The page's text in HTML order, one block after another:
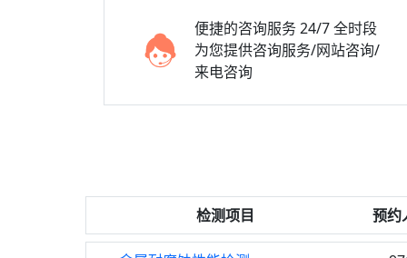
便捷的咨询服务24/7 全时段
为您提供咨询服务/网站咨询/
来电咨询
检测项目 预约